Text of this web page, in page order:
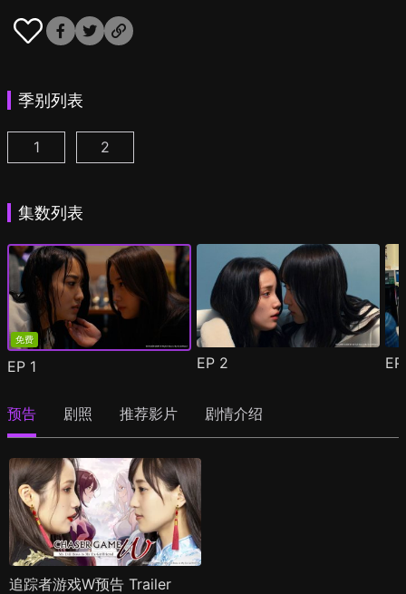
季别列表
追踪者游戏W 职权骚扰的上司是我的前女友 第1集
1 追踪者游戏W2 绮丽的天女们 第1集
2
集数列表
免费
EP 1 EP 2
预告 剧照 推荐影片 剧情介绍
追踪者游戏W预告 Trailer